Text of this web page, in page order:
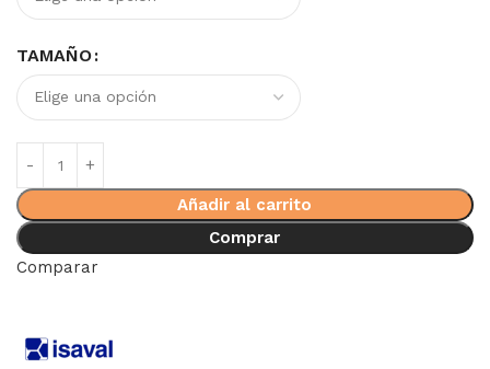
TAMAÑO
Añadir al carrito
Comprar
Comparar